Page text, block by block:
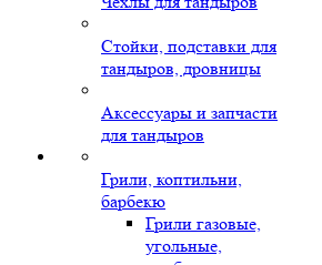
Стойки, подставки для
тандыров, дровницы
Аксессуары и запчасти
для тандыров
Грили, коптильни,
барбекю
Грили газовые,
угольные,